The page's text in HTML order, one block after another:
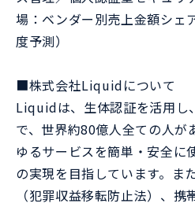
場：ベンダー別売上金額シェ
度予測）
■株式会社Liquidについて
Liquidは、生体認証を活用し
で、世界約80億人全ての人が
ゆるサービスを簡単・安全に
の実現を目指しています。ま
（犯罪収益移転防止法）、